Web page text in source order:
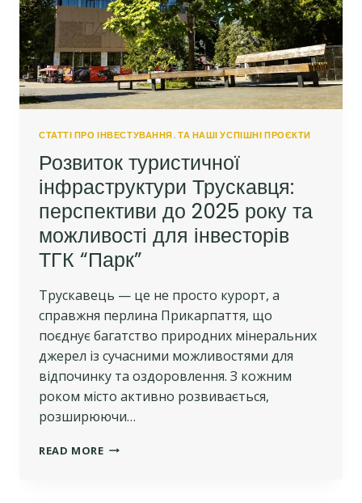
СТАТТІ ПРО ІНВЕСТУВАННЯ. ТА НАШІ УСПІШНІ ПРОЄКТИ
Розвиток туристичної
інфраструктури Трускавця:
перспективи до 2025 року та
можливості для інвесторів
ТГК “Парк”
Трускавець — це не просто курорт, а
справжня перлина Прикарпаття, що
поєднує багатство природних мінеральних
джерел із сучасними можливостями для
відпочинку та оздоровлення. З кожним
роком місто активно розвивається,
розширюючи…
READ MOREРОЗВИТОК